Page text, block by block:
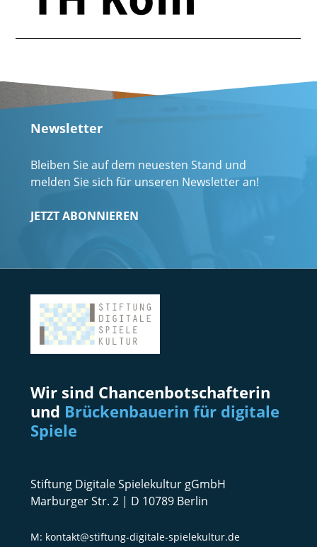
Newsletter
Bleiben Sie auf dem neuesten Stand und
melden Sie sich für unseren Newsletter an!
JETZT ABONNIEREN
Wir sind Chancenbotschafterin
und Brückenbauerin für digitale
Spiele
Stiftung Digitale Spielekultur gGmbH
Marburger Str. 2 | D 10789 Berlin
kontakt@stiftung-digitale-spielekultur.de